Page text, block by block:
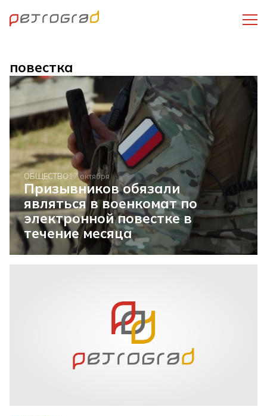
повестка
ОБЩЕСТВО17 октября
Призывников обязали
являться в военкомат по
электронной повестке в
течение месяца